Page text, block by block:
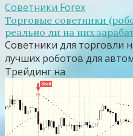
Советники Forex
Торговые советники
реально ли на них
Советники для торговли
лучших роботов для
Трейдинг на